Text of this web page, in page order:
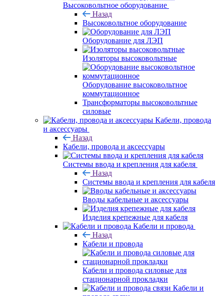
Высоковольтное оборудование
Назад
Высоковольтное оборудование
Оборудование для ЛЭП
Изоляторы высоковольтные
Оборудование высоковольтное
коммутационное
Трансформаторы высоковольтные
силовые
Кабели, провода
и аксессуары
Назад
Кабели, провода и аксессуары
Системы ввода и крепления для кабеля
Назад
Системы ввода и крепления для кабеля
Вводы кабельные и аксессуары
Изделия крепежные для кабеля
Кабели и провода
Назад
Кабели и провода
Кабели и провода силовые для
стационарной прокладки
Кабели и